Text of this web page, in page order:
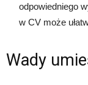
odpowiedniego
w CV może
Wady